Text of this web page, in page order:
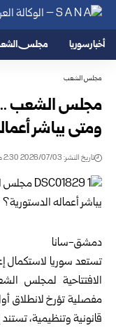
أخبار سوريا مجلس
مجلس الشعب
مجلس الشعب ..
ومتى يباشر
تاريخ النشر: 2026/07/03 2:30 مساءً
دمشق-سانا
تستعد سوريا لاستكمال
الافتتاحية لمجلس
مفصلية تؤرخ لانطلاق
قانونية وتنظيمية، تستند